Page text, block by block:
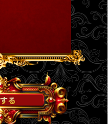
る